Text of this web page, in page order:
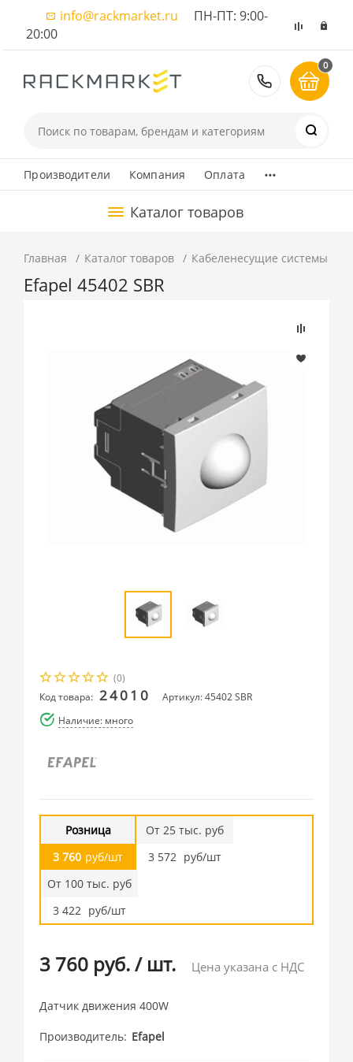
info@rackmarket.ru ПН-ПТ: 9:00-
20:00
8 (495)
0
Производители Компания Оплата ...
Каталог товаров
Главная Каталог товаров Кабеленесущие системы
Efapel 45402 SBR
(0)
Код товара: 24010
Артикул: 45402 SBR
Наличие: много
Розница
3 760 руб/шт
От 25 тыс. руб
3 572 руб/шт
От 100 тыс. руб
3 422 руб/шт
3 760 руб./ шт. Цена указана с НДС
Датчик движения 400W
Производитель Efapel